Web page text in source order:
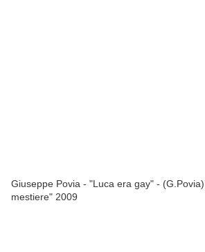
Giuseppe Povia - "Luca era gay" -
mestiere" 2009